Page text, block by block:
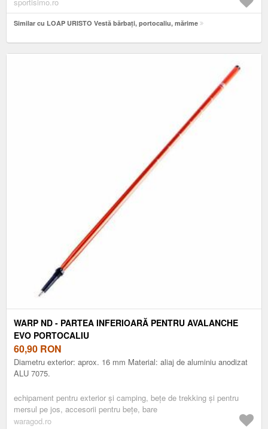
Similar cu LOAP URISTO Vestă bărbați, portocaliu, mărime
WARP ND - PARTEA INFERIOARĂ PENTRU AVALANCHE
EVO PORTOCALIU
60,90 RON
Diametru exterior: aprox. 16 mm Material: aliaj de aluminiu anodizat
ALU 7075.
echipament pentru exterior și camping, bețe de trekking și pentru
mersul pe jos, accesorii pentru bețe, bare
waragod.ro